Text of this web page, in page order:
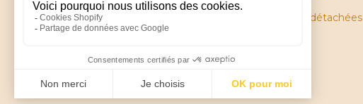
Contactez-nous
Pièces détachées